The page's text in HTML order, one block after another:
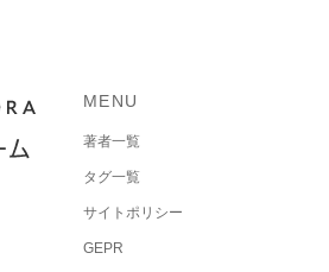
MENU
著者一覧
タグ一覧
サイトポリシー
GEPR